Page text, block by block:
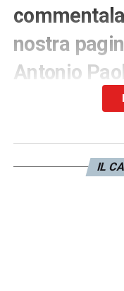
nostra
Antonio
IL